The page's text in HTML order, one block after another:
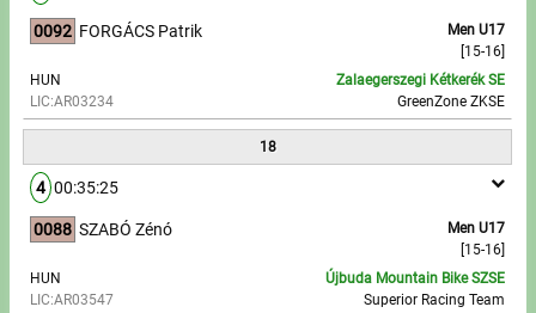
0092
Men U17
[15-16]
FORGÁCS Patrik
HUN
LIC:AR03234
Zalaegerszegi Kétkerék SE
GreenZone ZKSE
18
4 00:35:25
0088
Men U17
[15-16]
SZABÓ Zénó
HUN
LIC:AR03547
Újbuda Mountain Bike SZSE
Superior Racing Team